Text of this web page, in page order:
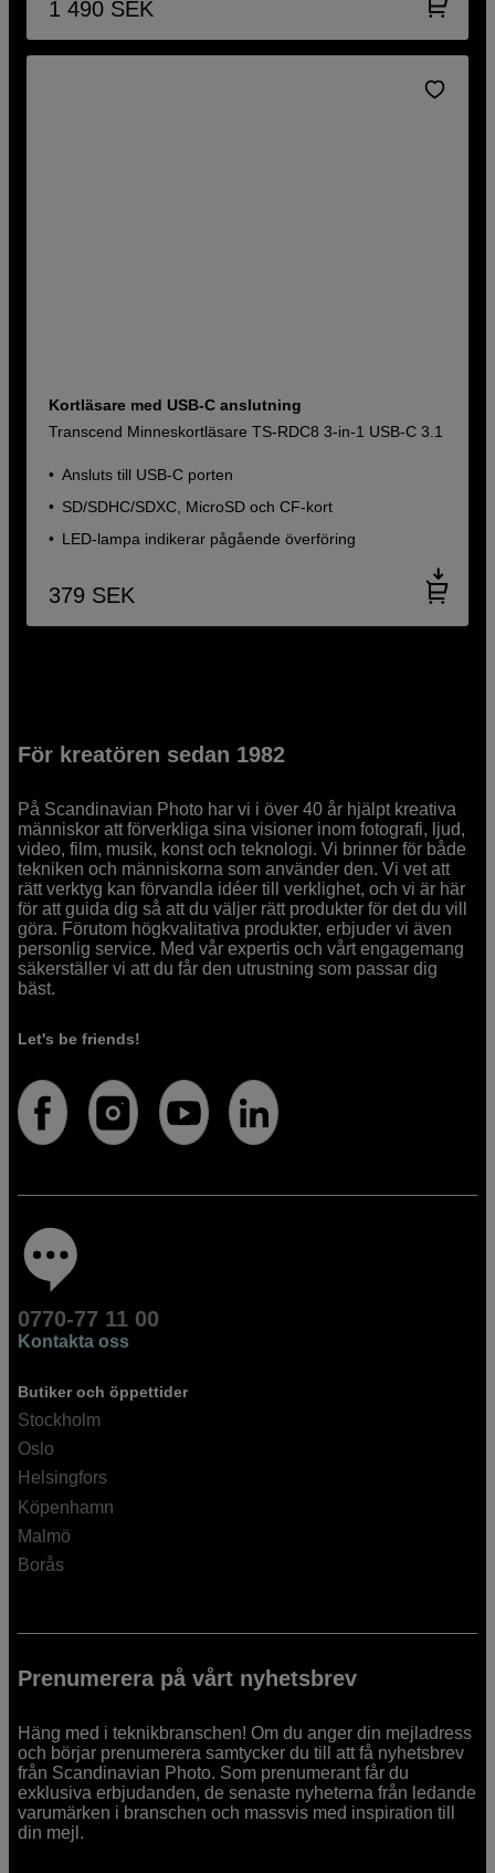
1 490 SEK
Kortläsare med USB-C anslutning
Transcend Minneskortläsare TS-RDC8 3-in-1 USB-C 3.1
Ansluts till USB-C porten
SD/SDHC/SDXC, MicroSD och CF-kort
LED-lampa indikerar pågående överföring
379 SEK
För kreatören sedan 1982
På Scandinavian Photo har vi i över 40 år hjälpt kreativa
människor att förverkliga sina visioner inom fotografi, ljud,
video, film, musik, konst och teknologi. Vi brinner för både
tekniken och människorna som använder den. Vi vet att
rätt verktyg kan förvandla idéer till verklighet, och vi är här
för att guida dig så att du väljer rätt produkter för det du vill
göra. Förutom högkvalitativa produkter, erbjuder vi även
personlig service. Med vår expertis och vårt engagemang
säkerställer vi att du får den utrustning som passar dig
bäst.
Let's be friends!
0770-77 11 00
Kontakta oss
Butiker och öppettider
Stockholm
Oslo
Helsingfors
Köpenhamn
Malmö
Borås
Prenumerera på vårt nyhetsbrev
Häng med i teknikbranschen! Om du anger din mejladress
och börjar prenumerera samtycker du till att få nyhetsbrev
från Scandinavian Photo. Som prenumerant får du
exklusiva erbjudanden, de senaste nyheterna från ledande
varumärken i branschen och massvis med inspiration till
din mejl.